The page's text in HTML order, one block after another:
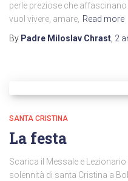
perle preziose che
vuol vivere, amare, Read more
By Padre Miloslav Chrast 2
SANTA CRISTINA
La festa
Scarica il Messale e
solennità di santa Cristina a